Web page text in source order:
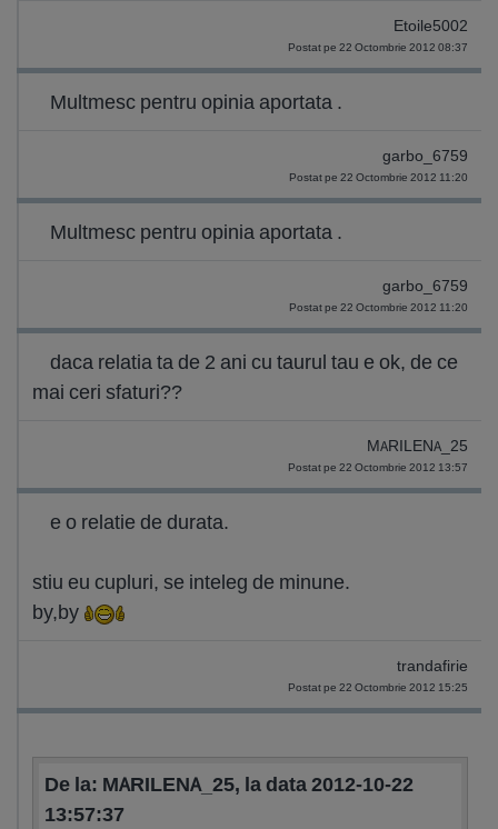
Etoile5002
Postat pe 22 Octombrie 2012 08:37
Multmesc pentru opinia aportata .
garbo_6759
Postat pe 22 Octombrie 2012 11:20
Multmesc pentru opinia aportata .
garbo_6759
Postat pe 22 Octombrie 2012 11:20
daca relatia ta de 2 ani cu taurul tau e ok, de ce
mai ceri sfaturi??
MARILENA_25
Postat pe 22 Octombrie 2012 13:57
e o relatie de durata.
stiu eu cupluri, se inteleg de minune.
by,by
trandafirie
Postat pe 22 Octombrie 2012 15:25
De la: MARILENA_25, la data 2012-10-22
13:57:37